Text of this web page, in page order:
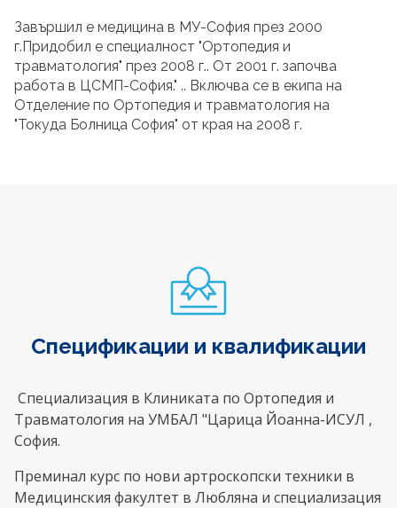
Завършил e медицина в МУ-София през 2000
г.Придобил e специалност "Ортопедия и
травматология" през 2008 г.. От 2001 г. започва
работа в ЦСМП-София." .. Включва се в екипа на
Отделение по Ортопедия и травматология на
"Токуда Болница София" от края на 2008 г.
Спецификации и квалификации
Специализация в Клиниката по Ортопедия и
Травматология на УМБАЛ "Царица Йоанна-ИСУЛ ,
София.
Преминал курс по нови артроскопски техники в
Медицинския факултет в Любляна и специализация